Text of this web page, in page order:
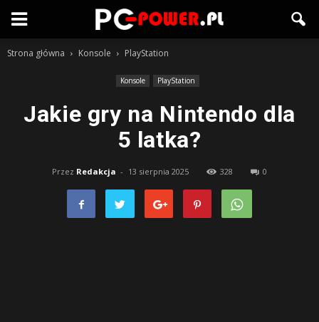
Strona główna Konsole PlayStation
Konsole PlayStation
Jakie gry na Nintendo dla
5 latka?
Przez Redakcja - 13 sierpnia 2025 328 0